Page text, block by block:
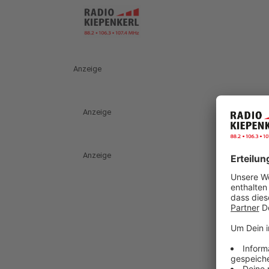
Anzeige
Anzeige
Anzeige